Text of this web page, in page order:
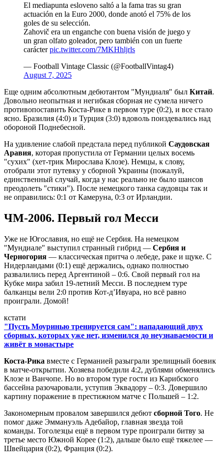
El mediapunta esloveno saltó a la fama tras su gran
actuación en la Euro 2000, donde anotó el 75% de los
goles de su selección.
Zahovič era un enganche con buena visión de juego y
un gran olfato goleador, pero también con un fuerte
carácterpic.twitter.com/7MKHhljrls
— Football Vintage Classic (@FootballVintag4)
August 7, 2025
Еще одним абсолютным дебютантом "Мундиаля" был Китай.
Довольно неопытная и негибкая сборная не сумела ничего
противопоставить Коста-Рике в первом туре (0:2), и все стало
ясно. Бразилия (4:0) и Турция (3:0) вдоволь поиздевались над
обороной Поднебесной.
На удивление слабой предстала перед публикой Саудовская
Аравия, которая пропустила от Германии целых восемь
"сухих" (хет-трик Мирослава Клозе). Немцы, к слову,
отобрали этот путевку у сборной Украины (пожалуй,
единственный случай, когда у нас реально не было шансов
преодолеть "стики"). После немецкого танка саудовцы так и
не оправились: 0:1 от Камеруна, 0:3 от Ирландии.
ЧМ-2006. Первый гол Месси
Уже не Югославия, но ещё не Сербия. На немецком
"Мундиале" выступил странный гибрид — Сербия и
Черногория — классическая притча о лебеде, раке и щуке. С
Нидерландами (0:1) ещё держались, однако полностью
развалились перед Аргентиной – 0:6. Свой первый гол на
Кубке мира забил 19-летний Месси. В последнем туре
балканцы вели 2:0 против Кот-д’Ивуара, но всё равно
проиграли. Домой!
кстати
"Пусть Моуринью тренируется сам": нападающий двух
сборных, которых уже нет, изменился до неузнаваемости и
живёт в монастыре
Коста-Рика вместе с Германией разыграли зрелищный боевик
в матче-открытии. Хозяева победили 4:2, дублями обменялись
Клозе и Ванчопе. Но во втором туре гости из Карибского
бассейна разочаровали, уступив Эквадору – 0:3. Довершило
картину поражение в престижном матче с Польшей – 1:2.
Закономерным провалом завершился дебют сборной Того. Не
помог даже Эммануэль Адебайор, главная звезда той
команды. Тоголезцы ещё в первом туре проиграли битву за
третье место Южной Корее (1:2), дальше было ещё тяжелее —
Швейцария (0:2), Франция (0:2).